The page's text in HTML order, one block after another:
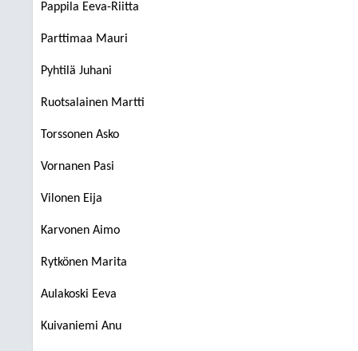
Pappila Eeva-Riitta
Parttimaa Mauri
Pyhtilä Juhani
Ruotsalainen Martti
Torssonen Asko
Vornanen Pasi
Vilonen Eija
Karvonen Aimo
Rytkönen Marita
Aulakoski Eeva
Kuivaniemi Anu